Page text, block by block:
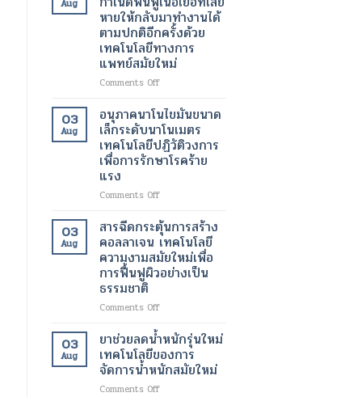
ของ
ผู้
ป่วย
เพื่อ
ผิว
ที่
กระจ่าง
ใส
และ
ขึ้น
แวน
ควิช
เทคโนโลยี
สมัย
ใหม่
เพื่อ
ปรับ
รูป
ร่าง
และ
ลด
ต้อง
ผ่าตัด
Aug
หายให้กลับมาทำงานได้
ตามปกติอีกครั้งด้วย
เทคโนโลยีทางการ
แพทย์สมัยใหม่
Comments Offon
บำบัด
ด้วย
เซลล์
ต้น
กำเนิด
เนื้อเยื่อ
เสีย
หาย
ให้
กลับ
มา
ได้
ปกติ
อีก
ครั้ง
ด้วย
เทคโนโลยี
03
Aug
อนุภาคนาโนไขมันขนาด
เล็กระดับนาโนเมตร
เทคโนโลยีปฏิวัติวงการ
เพื่อการรักษาโรคร้าย
แรง
Comments Offon
นาโน
ไข
มัน
ขนาด
เล็ก
นาโน
เทคโนโลยี
ปฏิวัติ
วงการ
เพื่อ
การ
03
Aug
สารฉีดกระตุ้นการสร้าง
คอลลาเจน เทคโนโลยี
ความงามสมัยใหม่เพื่อ
การฟื้นฟูผิวอย่างเป็น
ธรรมชาติ
Comments Offon
ฉีด
กระตุ้น
การ
สร้าง
คอ
03
Aug
ยาช่วยลดน้ำหนักรุ่นใหม่
เทคโนโลยีของการ
จัดการน้ำหนักสมัยใหม่
Comments Offon